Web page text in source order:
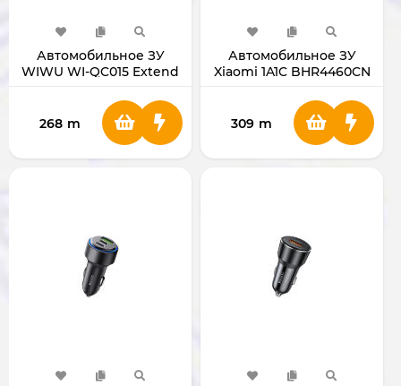
Автомобильное ЗУ
WIWU WI-QC015 Extend
268 m
Автомобильное ЗУ
Xiaomi 1A1C BHR4460CN
309 m